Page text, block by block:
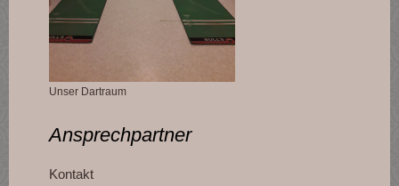
Unser Dartraum
Ansprechpartner
Kontakt